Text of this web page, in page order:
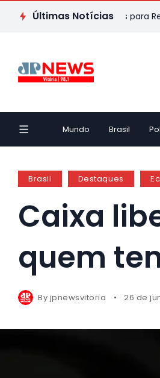
Últimas Notícias
quatro territórios para Rede
Mundo Brasil
Brasil Destaques
Caixa
quem
By jpnewsvitoria 26 de